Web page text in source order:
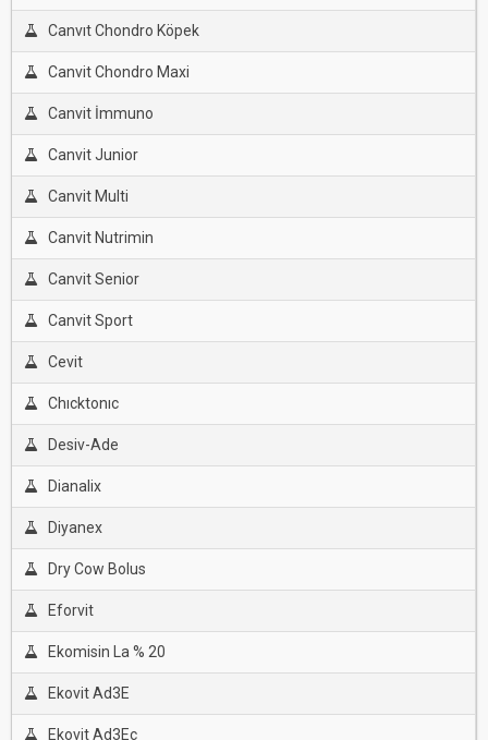
Canvıt Chondro Köpek
Canvit Chondro Maxi
Canvit İmmuno
Canvit Junior
Canvit Multi
Canvit Nutrimin
Canvit Senior
Canvit Sport
Cevit
Chıcktonıc
Desiv-Ade
Dianalix
Diyanex
Dry Cow Bolus
Eforvit
Ekomisin La % 20
Ekovit Ad3E
Ekovit Ad3Ec